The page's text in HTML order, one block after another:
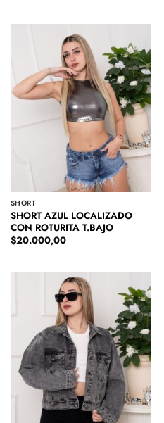
SHORT
SHORT AZUL LOCALIZADO
CON ROTURITA T.BAJO
$20.000,00